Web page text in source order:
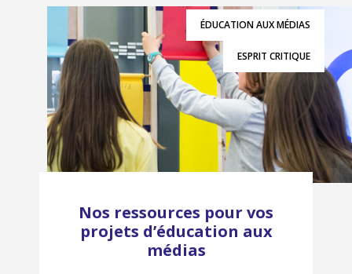
ÉDUCATION AUX MÉDIAS
ESPRIT CRITIQUE
Nos ressources pour vos
projets d’éducation aux
médias